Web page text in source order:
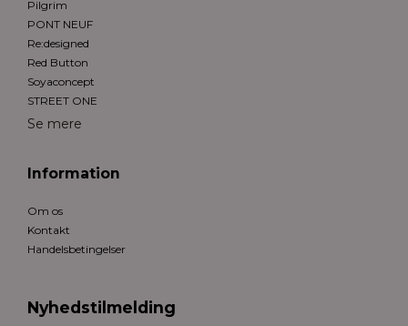
Pilgrim
PONT NEUF
Re:designed
Red Button
Soyaconcept
STREET ONE
Se mere
Information
Om os
Kontakt
Handelsbetingelser
Nyhedstilmelding